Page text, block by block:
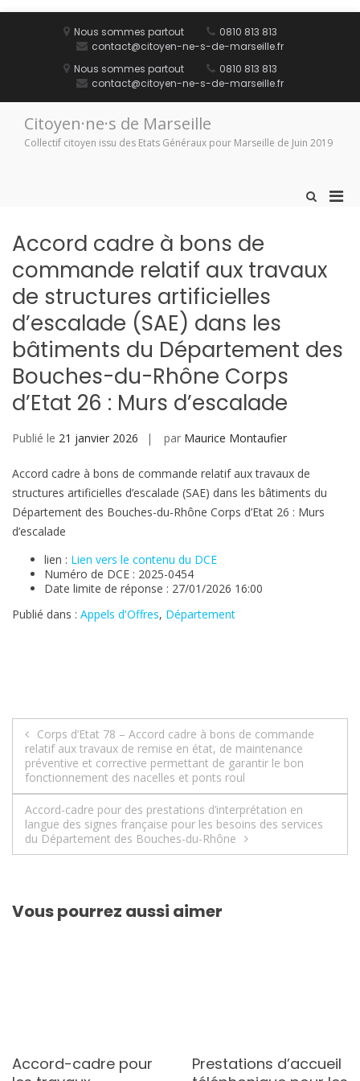
Nous sommes partout
0810 813 813
contact@citoyen-ne-s-de-marseille.fr
Nous sommes partout
0810 813 813
contact@citoyen-ne-s-de-marseille.fr
Citoyen·ne·s de Marseille
Collectif citoyen issu des Etats Généraux pour Marseille de Juin 2019
Afficher
Accord cadre à bons de
commande relatif aux travaux
de structures artificielles
d’escalade (SAE) dans les
bâtiments du Département des
Bouches-du-Rhône Corps
d’Etat 26 : Murs d’escalade
Publié le 21 janvier 2026 par Maurice Montaufier
Accord cadre à bons de commande relatif aux travaux de
structures artificielles d’escalade (SAE) dans les bâtiments du
Département des Bouches-du-Rhône Corps d’Etat 26 : Murs
d’escalade
lien : Lien vers le contenu du DCE
Numéro de DCE : 2025-0454
Date limite de réponse : 27/01/2026 16:00
Publié dans : Appels d'Offres, Département
Navigation
de
l’article
Corps d’Etat 78 – Accord cadre à bons de commande
relatif aux travaux de remise en état, de maintenance
préventive et corrective permettant de garantir le bon
fonctionnement des nacelles et ponts roul
Accord-cadre pour des prestations d’interprétation en
langue des signes française pour les besoins des services
du Département des Bouches-du-Rhône
Vous pourrez aussi aimer
Accord-cadre pour
Prestations d’accueil